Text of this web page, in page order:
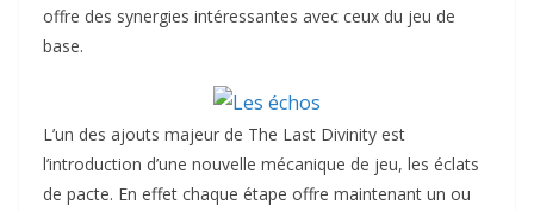
offre des synergies intéressantes avec ceux du jeu de
base.
L’un des ajouts majeur de The Last Divinity est
l’introduction d’une nouvelle mécanique de jeu, les éclats
de pacte. En effet chaque étape offre maintenant un ou